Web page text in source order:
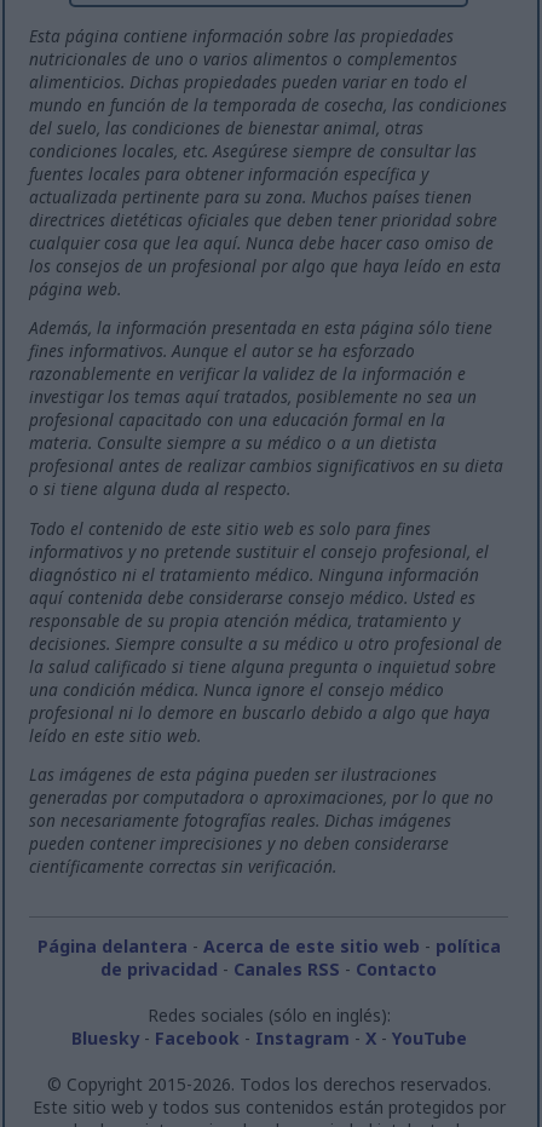
Esta página contiene información sobre las propiedades
nutricionales de uno o varios alimentos o complementos
alimenticios. Dichas propiedades pueden variar en todo el
mundo en función de la temporada de cosecha, las condiciones
del suelo, las condiciones de bienestar animal, otras
condiciones locales, etc. Asegúrese siempre de consultar las
fuentes locales para obtener información específica y
actualizada pertinente para su zona. Muchos países tienen
directrices dietéticas oficiales que deben tener prioridad sobre
cualquier cosa que lea aquí. Nunca debe hacer caso omiso de
los consejos de un profesional por algo que haya leído en esta
página web.
Además, la información presentada en esta página sólo tiene
fines informativos. Aunque el autor se ha esforzado
razonablemente en verificar la validez de la información e
investigar los temas aquí tratados, posiblemente no sea un
profesional capacitado con una educación formal en la
materia. Consulte siempre a su médico o a un dietista
profesional antes de realizar cambios significativos en su dieta
o si tiene alguna duda al respecto.
Todo el contenido de este sitio web es solo para fines
informativos y no pretende sustituir el consejo profesional, el
diagnóstico ni el tratamiento médico. Ninguna información
aquí contenida debe considerarse consejo médico. Usted es
responsable de su propia atención médica, tratamiento y
decisiones. Siempre consulte a su médico u otro profesional de
la salud calificado si tiene alguna pregunta o inquietud sobre
una condición médica. Nunca ignore el consejo médico
profesional ni lo demore en buscarlo debido a algo que haya
leído en este sitio web.
Las imágenes de esta página pueden ser ilustraciones
generadas por computadora o aproximaciones, por lo que no
son necesariamente fotografías reales. Dichas imágenes
pueden contener imprecisiones y no deben considerarse
científicamente correctas sin verificación.
Página delantera - Acerca de este sitio web - política
de privacidad - Canales RSS - Contacto
Redes sociales (sólo en inglés):
Bluesky- Facebook - Instagram - X- YouTube
© Copyright 2015-2026. Todos los derechos reservados.
Este sitio web y todos sus contenidos están protegidos por